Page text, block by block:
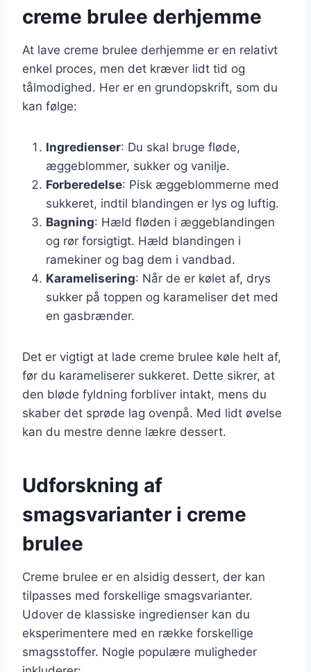
creme brulee derhjemme
At lave creme brulee derhjemme er en relativt
enkel proces, men det kræver lidt tid og
tålmodighed. Her er en grundopskrift, som du
kan følge:
Ingredienser: Du skal bruge fløde,
æggeblommer, sukker og vanilje.
Forberedelse: Pisk æggeblommerne med
sukkeret, indtil blandingen er lys og luftig.
Bagning: Hæld fløden i æggeblandingen
og rør forsigtigt. Hæld blandingen i
ramekiner og bag dem i vandbad.
Karamelisering: Når de er kølet af, drys
sukker på toppen og karameliser det med
en gasbrænder.
Det er vigtigt at lade creme brulee køle helt af,
før du karameliserer sukkeret. Dette sikrer, at
den bløde fyldning forbliver intakt, mens du
skaber det sprøde lag ovenpå. Med lidt øvelse
kan du mestre denne lækre dessert.
Udforskning af
smagsvarianter i creme
brulee
Creme brulee er en alsidig dessert, der kan
tilpasses med forskellige smagsvarianter.
Udover de klassiske ingredienser kan du
eksperimentere med en række forskellige
smagsstoffer. Nogle populære muligheder